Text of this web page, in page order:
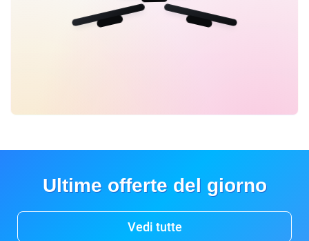
Ultime offerte del giorno
Vedi tutte